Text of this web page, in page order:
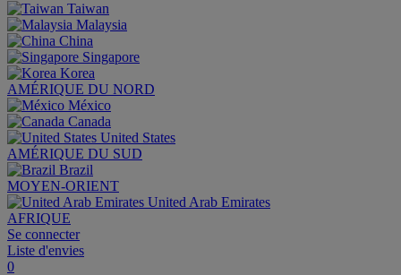
Taiwan
Malaysia
China
Singapore
Korea
AMÉRIQUE DU NORD
México
Canada
United States
AMÉRIQUE DU SUD
Brazil
MOYEN-ORIENT
United Arab Emirates
AFRIQUE
Se connecter
Liste d'envies
0